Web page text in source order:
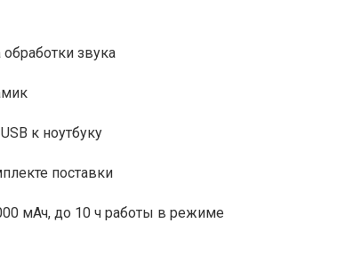
звука
к ноутбуку
поставки
мАч, до 10 ч работы в режиме